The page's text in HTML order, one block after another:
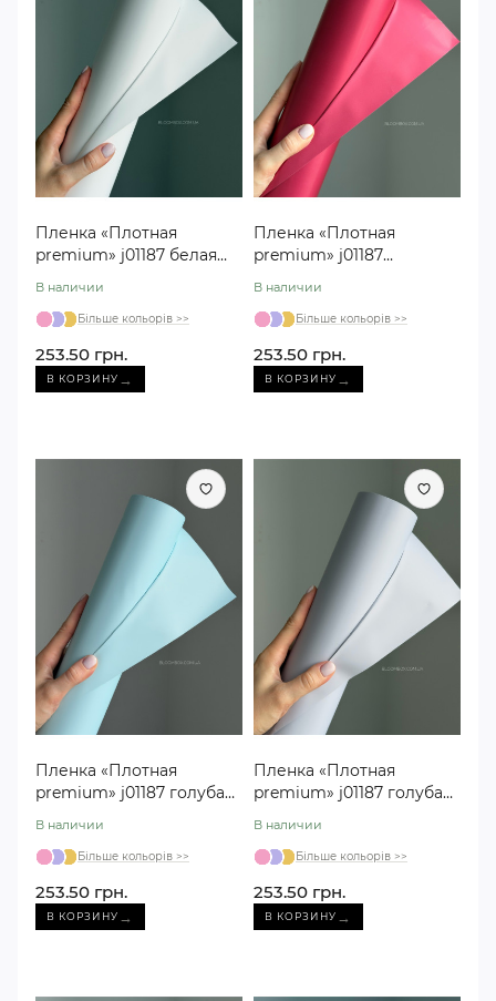
Пленка «Плотная
premium» j01187 белая
В наличии
Більше кольорів >>
253.50 грн.
В КОРЗИНУ →
Пленка «Плотная
premium» j01187
В наличии
Більше кольорів >>
253.50 грн.
В КОРЗИНУ →
Пленка «Плотная
premium» j01187 голубая
В наличии
Більше кольорів >>
253.50 грн.
В КОРЗИНУ →
Пленка «Плотная
premium» j01187 голубая
В наличии
Більше кольорів >>
253.50 грн.
В КОРЗИНУ →